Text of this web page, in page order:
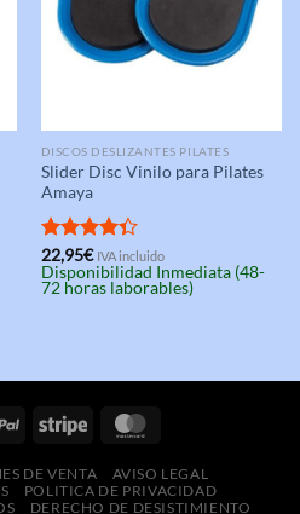
DISCOS DESLIZANTES PILATES
Slider Disc Vinilo para Pilates
Amaya
Valorado
con4.33
de 5
22,95€ IVA incluido
Disponibilidad Inmediata (48-
72 horas laborables)
DE VENTA
AVISO LEGAL
POLITICA DE PRIVACIDAD
DERECHO DE DESISTIMIENTO